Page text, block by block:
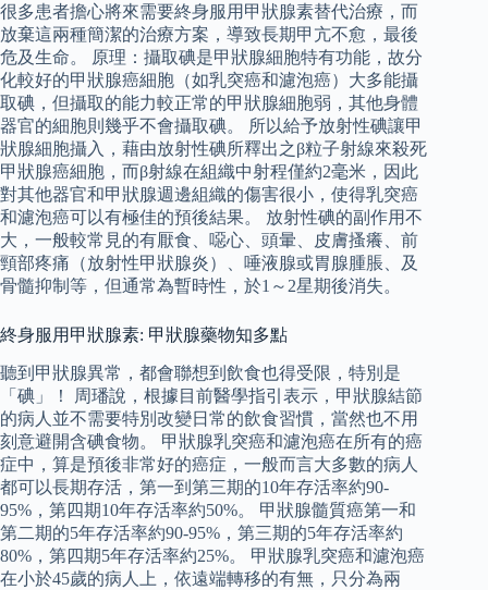
很多患者擔心將來需要終身服用甲狀腺素替代治療，而
放棄這兩種簡潔的治療方案，導致長期甲亢不愈，最後
危及生命。 原理：攝取碘是甲狀腺細胞特有功能，故分
化較好的甲狀腺癌細胞（如乳突癌和濾泡癌）大多能攝
取碘，但攝取的能力較正常的甲狀腺細胞弱，其他身體
器官的細胞則幾乎不會攝取碘。 所以給予放射性碘讓甲
狀腺細胞攝入，藉由放射性碘所釋出之β粒子射線來殺死
甲狀腺癌細胞，而β射線在組織中射程僅約2毫米，因此
對其他器官和甲狀腺週邊組織的傷害很小，使得乳突癌
和濾泡癌可以有極佳的預後結果。 放射性碘的副作用不
大，一般較常見的有厭食、噁心、頭暈、皮膚搔癢、前
頸部疼痛（放射性甲狀腺炎）、唾液腺或胃腺腫脹、及
骨髓抑制等，但通常為暫時性，於1～2星期後消失。
終身服用甲狀腺素: 甲狀腺藥物知多點
聽到甲狀腺異常，都會聯想到飲食也得受限，特別是
「碘」！ 周璠說，根據目前醫學指引表示，甲狀腺結節
的病人並不需要特別改變日常的飲食習慣，當然也不用
刻意避開含碘食物。 甲狀腺乳突癌和濾泡癌在所有的癌
症中，算是預後非常好的癌症，一般而言大多數的病人
都可以長期存活，第一到第三期的10年存活率約90-
95%，第四期10年存活率約50%。 甲狀腺髓質癌第一和
第二期的5年存活率約90-95%，第三期的5年存活率約
80%，第四期5年存活率約25%。 甲狀腺乳突癌和濾泡癌
在小於45歲的病人上，依遠端轉移的有無，只分為兩